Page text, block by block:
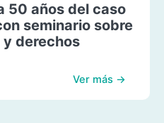
50 años del caso
seminario sobre
y derechos
Ver más →